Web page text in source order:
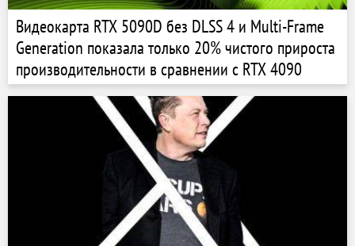
Видеокарта RTX 5090D без DLSS 4 и Multi-Frame
Generation показала только 20% чистого прироста
производительности в сравнении с RTX 4090